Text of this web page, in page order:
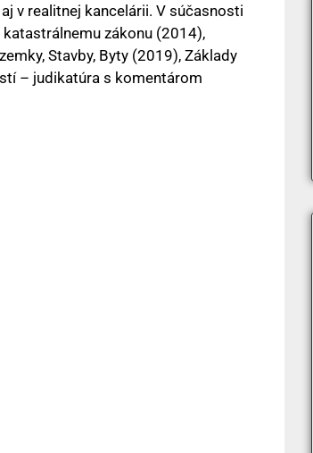
v realitnej kancelárii. V súčasnosti
zákonu (2014),
Stavby, Byty (2019), Základy
– judikatúra s komentárom